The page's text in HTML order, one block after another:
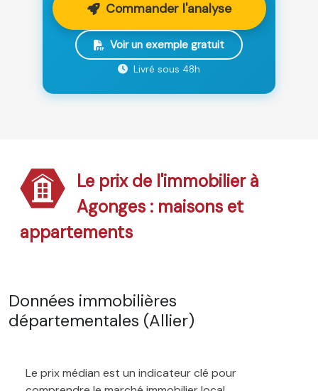
Commander l'analyse
Voir un exemple gratuit
Livré sous 48h
Le prix de l'immobilier à
Agonges : maisons et
appartements
Données immobilières
départementales (Allier)
Le prix médian est un indicateur clé pour